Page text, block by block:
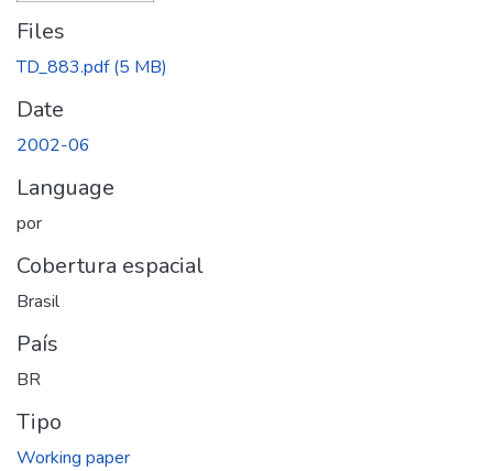
Files
TD_883.pdf(5 MB)
Date
2002-06
Language
por
Cobertura espacial
Brasil
País
BR
Tipo
Working paper